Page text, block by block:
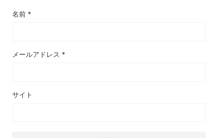
名前 *
メールアドレス *
サイト